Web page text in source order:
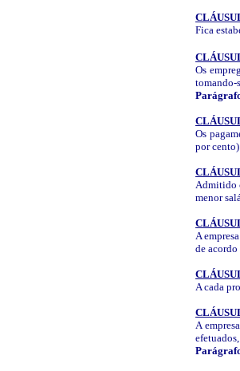
Fica
Os
tomando-
Os
por
Admitido
menor
A
de
A cada
A